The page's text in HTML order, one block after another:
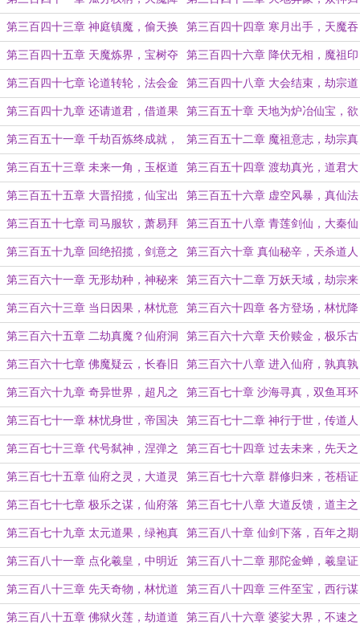
临 位
第三百四十三章 神庭镇魔，偷天换
月
第三百四十四章 寒月出手，天魔吞
月
第三百四十五章 天魔炼界，宝树夺
基
第三百四十六章 降伏无相，魔祖印
记
第三百四十七章 论道转轮，法会金
柬
第三百四十八章 大会结束，劫宗道
君
第三百四十九章 还请道君，借道果
一用！
第三百五十章 天地为炉冶仙宝，欲
借道果锻剑锋
第三百五十一章 千劫百炼终成就，
纵起寒芒欲斩仙
第三百五十二章 魔祖意志，劫宗真
仙
第三百五十三章 未来一角，玉枢道
君
第三百五十四章 渡劫真光，道君大
战
第三百五十五章 大晋招揽，仙宝出
手
第三百五十六章 虚空风暴，真仙法
旨
第三百五十七章 司马服软，萧易拜
师
第三百五十八章 青莲剑仙，大秦仙
朝
第三百五十九章 回绝招揽，剑意之
争
第三百六十章 真仙秘辛，天杀道人
第三百六十一章 无形劫种，神秘来
客
第三百六十二章 万妖天域，劫宗来
袭
第三百六十三章 当日因果，林忧意
志
第三百六十四章 各方登场，林忧降
临
第三百六十五章 二劫真魔？仙府洞
开！
第三百六十六章 天价赎金，极乐古
佛
第三百六十七章 佛魔疑云，长春旧
债
第三百六十八章 进入仙府，孰真孰
幻
第三百六十九章 奇异世界，超凡之
路
第三百七十章 沙海寻真，双鱼耳环
第三百七十一章 林忧身世，帝国决
议
第三百七十二章 神行于世，传道人
间
第三百七十三章 代号弑神，涅弹之
威（明天结束副本）
第三百七十四章 过去未来，先天之
机
第三百七十五章 仙府之灵，大道灵
机
第三百七十六章 群修归来，苍梧证
道
第三百七十七章 极乐之谋，仙府落
幕
第三百七十八章 大道反馈，道主之
路
第三百七十九章 太元道果，绿袍真
仙
第三百八十章 仙剑下落，百年之期
第三百八十一章 点化羲皇，中明近
况
第三百八十二章 那陀金蝉，羲皇证
道
第三百八十三章 先天奇物，林忧道
路
第三百八十四章 三件至宝，西行谋
划
第三百八十五章 佛狱火莲，劫道道 第三百八十六章 婆娑大界，不速之